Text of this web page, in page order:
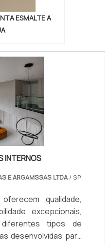
ESMALTE A
INTERNOS
E ARGAMSSAS LTDA / SP
qualidade,
excepcionais,
tipos de
desenvolvidas para